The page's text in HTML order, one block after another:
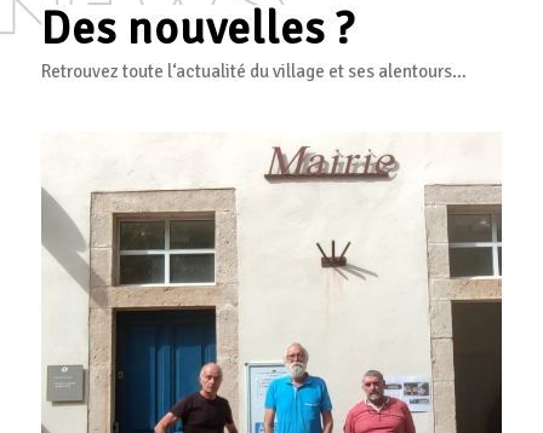
Des nouvelles ?
Retrouvez toute l‘actualité du village et ses alentours…